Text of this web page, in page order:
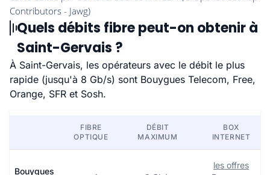
Quels débits fibre peut-on obtenir à
Saint-Gervais ?
À Saint-Gervais, les opérateurs avec le débit le plus
rapide (jusqu'à 8 Gb/s) sont Bouygues Telecom, Free,
Orange, SFR et Sosh.
FIBRE
OPTIQUE
DÉBIT
MAXIMUM
BOX
INTERNET
Bouygues
les offres